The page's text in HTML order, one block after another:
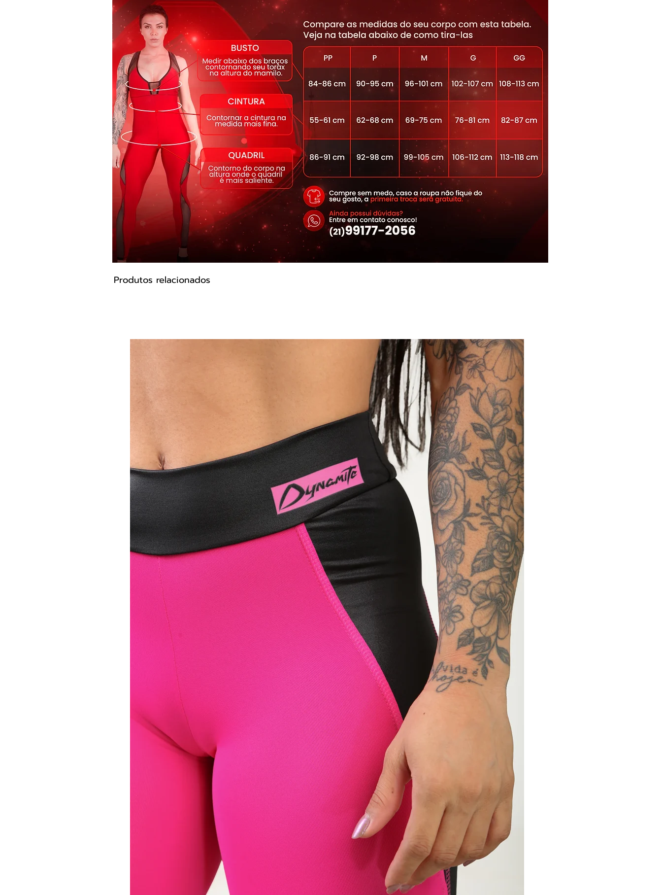
apertar. Veste como uma Luva.
Peça da linha IN SHAPE, confeccionada feita com Suplex -com
proteção Uv Solar, Certificado CO2 Control e tecido biodegradável.
Perfeito para Pilates, Yoga e Fitness.
Composição 85% Poliamida 15% Elastano.
Cor Azul Marinho
Produtos relacionados